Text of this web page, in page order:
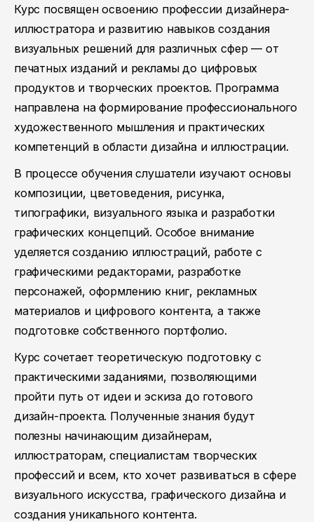
Курс посвящен освоению профессии дизайнера-
иллюстратора и развитию навыков создания
визуальных решений для различных сфер — от
печатных изданий и рекламы до цифровых
продуктов и творческих проектов. Программа
направлена на формирование профессионального
художественного мышления и практических
компетенций в области дизайна и иллюстрации.
В процессе обучения слушатели изучают основы
композиции, цветоведения, рисунка,
типографики, визуального языка и разработки
графических концепций. Особое внимание
уделяется созданию иллюстраций, работе с
графическими редакторами, разработке
персонажей, оформлению книг, рекламных
материалов и цифрового контента, а также
подготовке собственного портфолио.
Курс сочетает теоретическую подготовку с
практическими заданиями, позволяющими
пройти путь от идеи и эскиза до готового
дизайн-проекта. Полученные знания будут
полезны начинающим дизайнерам,
иллюстраторам, специалистам творческих
профессий и всем, кто хочет развиваться в сфере
визуального искусства, графического дизайна и
создания уникального контента.